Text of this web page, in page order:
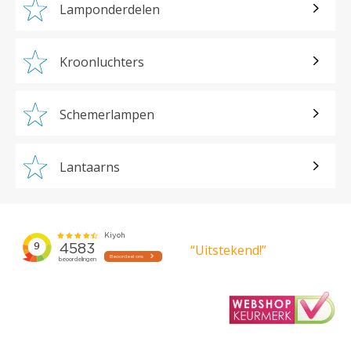
Lamponderdelen
Kroonluchters
Schemerlampen
Lantaarns
“Uitstekend!”